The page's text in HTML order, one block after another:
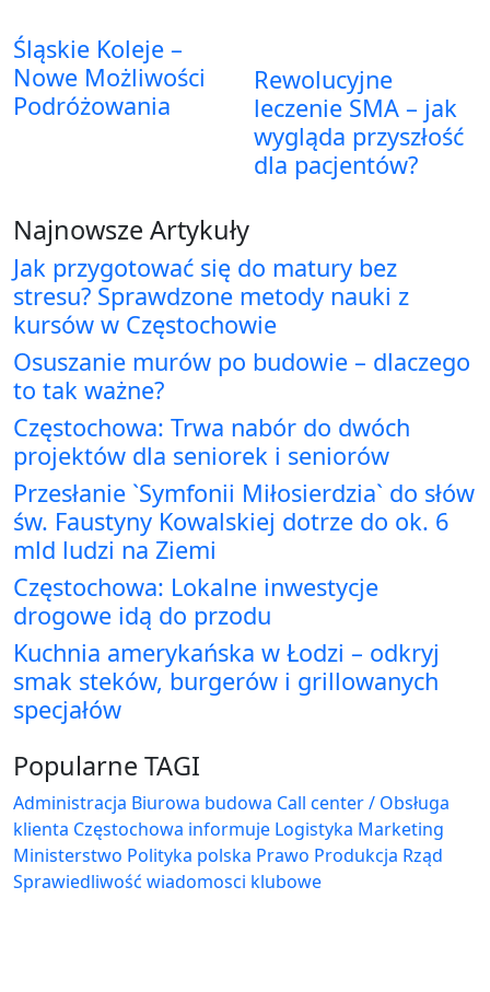
Śląskie Koleje –
Nowe Możliwości
Podróżowania
Rewolucyjne
leczenie SMA – jak
wygląda przyszłość
dla pacjentów?
Najnowsze Artykuły
Jak przygotować się do matury bez
stresu? Sprawdzone metody nauki z
kursów w Częstochowie
Osuszanie murów po budowie – dlaczego
to tak ważne?
Częstochowa: Trwa nabór do dwóch
projektów dla seniorek i seniorów
Przesłanie `Symfonii Miłosierdzia` do słów
św. Faustyny Kowalskiej dotrze do ok. 6
mld ludzi na Ziemi
Częstochowa: Lokalne inwestycje
drogowe idą do przodu
Kuchnia amerykańska w Łodzi – odkryj
smak steków, burgerów i grillowanych
specjałów
Popularne TAGI
Administracja Biurowa budowa Call center / Obsługa
klienta Częstochowa informuje Logistyka Marketing
Ministerstwo Polityka polska Prawo Produkcja Rząd
Sprawiedliwość wiadomosci klubowe